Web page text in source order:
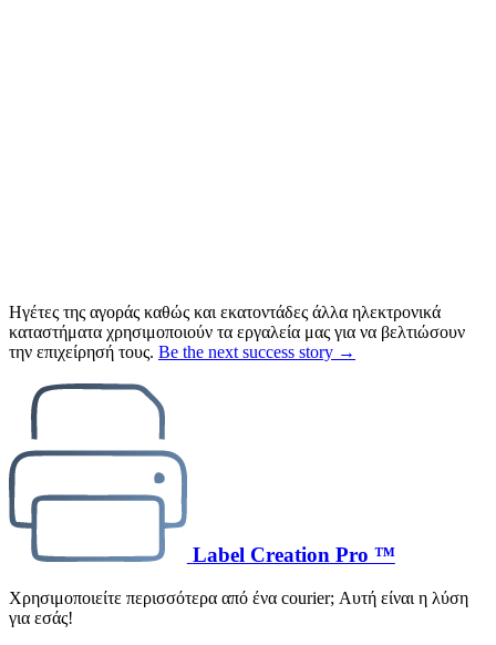
Ηγέτες της αγοράς καθώς και εκατοντάδες άλλα ηλεκτρονικά
καταστήματα χρησιμοποιούν τα εργαλεία μας για να βελτιώσουν
την επιχείρησή τους. Be the next success story →
Label Creation Pro ™
Χρησιμοποιείτε περισσότερα από ένα courier; Αυτή είναι η λύση
για εσάς!